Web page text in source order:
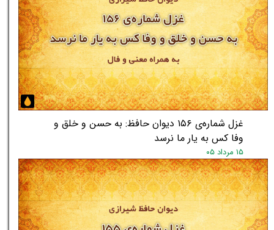
غزل شماره‌ی ۱۵۶ دیوان حافظ: به حسن و خلق و
وفا کس به یار ما نرسد
۱۵ مرداد ۰۵